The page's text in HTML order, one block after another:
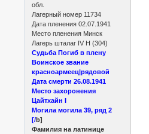
обл.
Лагерный номер 11734
Дата пленения 02.07.1941
Место пленения Минск
Лагерь шталаг IV H (304)
Судьба Погиб в плену
Воинское звание
красноармеец|рядовой
Дата смерти 26.08.1941
Место захоронения
Цайтхайн I
Могила могила 39, ряд 2
[/b]
Фамилия на латинице